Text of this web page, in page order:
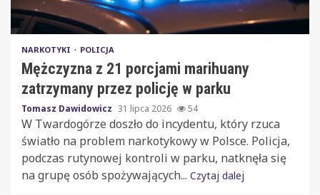
NARKOTYKI POLICJA
Mężczyzna z 21 porcjami marihuany
zatrzymany przez policję w parku
Tomasz Dawidowicz 31 lipca 2026 54
W Twardogórze doszło do incydentu, który rzuca
światło na problem narkotykowy w Polsce. Policja,
podczas rutynowej kontroli w parku, natknęła się
na grupę osób spożywających... Czytaj dalej